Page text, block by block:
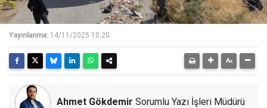
Yayınlanma: 14/11/2025 10:20
Ahmet Gökdemir Sorumlu Yazı İşleri Müdürü